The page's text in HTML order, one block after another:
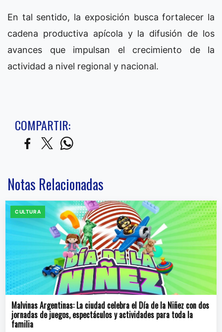
En tal sentido, la exposición busca fortalecer la
cadena productiva apícola y la difusión de los
avances que impulsan el crecimiento de la
actividad a nivel regional y nacional.
COMPARTIR:
Notas Relacionadas
CULTURA
Malvinas Argentinas: La ciudad celebra el Día de la Niñez con dos
jornadas de juegos, espectáculos y actividades para toda la
familia